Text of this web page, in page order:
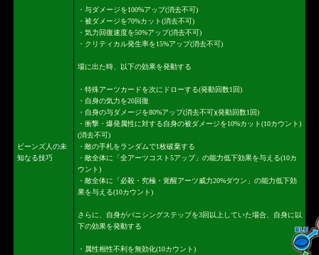
ビーンズ人の未
知なる技巧
・与ダメージを100%アップ(消去不可)
・被ダメージを70%カット(消去不可)
・気力回復速度を50%アップ(消去不可)
・クリティカル発生率を15%アップ(消去不可)
場に出た時、以下の効果を発動する
・特殊アーツカードを次にドローする(発動回数1回)
・自身の気力を20回復
・自身の与ダメージを80%アップ(消去不可)(発動回数1回)
・衝撃・爆発属性に対する自身の被ダメージを10%カット(10カウント)
(消去不可)
・敵の手札をランダムで1枚破棄する
・敵全体に「全アーツコスト5アップ」の能力低下効果を与える(10カ
ウント)
・敵全体に「必殺・究極・覚醒アーツ威力20%ダウン」の能力低下効
果を与える(10カウント)
さらに、自身がバニシングステップを3回以上していた場合、自身に以
下の効果を発動する
・属性相性不利を無効化(10カウント)